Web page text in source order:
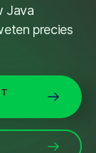
Java
precies